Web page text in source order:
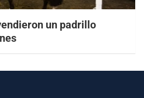
un padrillo